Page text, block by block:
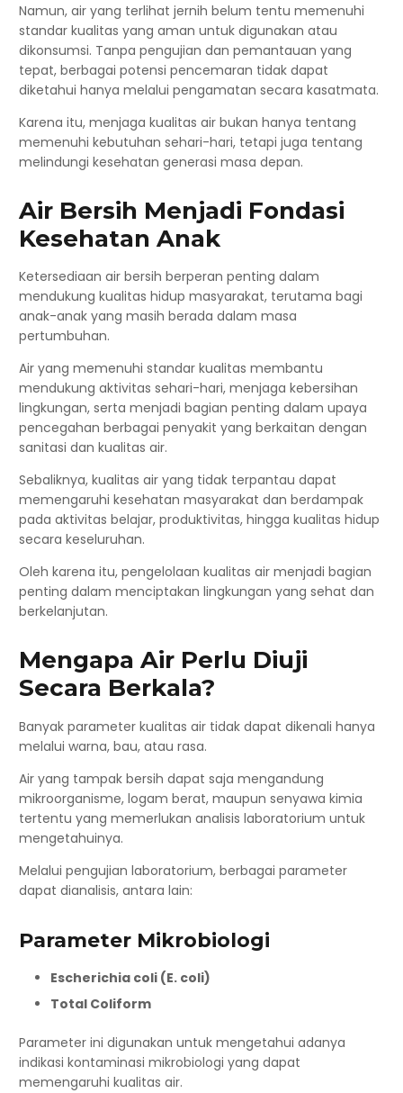
Namun, air yang terlihat jernih belum tentu memenuhi
standar kualitas yang aman untuk digunakan atau
dikonsumsi. Tanpa pengujian dan pemantauan yang
tepat, berbagai potensi pencemaran tidak dapat
diketahui hanya melalui pengamatan secara kasatmata.
Karena itu, menjaga kualitas air bukan hanya tentang
memenuhi kebutuhan sehari-hari, tetapi juga tentang
melindungi kesehatan generasi masa depan.
Air Bersih Menjadi Fondasi
Kesehatan Anak
Ketersediaan air bersih berperan penting dalam
mendukung kualitas hidup masyarakat, terutama bagi
anak-anak yang masih berada dalam masa
pertumbuhan.
Air yang memenuhi standar kualitas membantu
mendukung aktivitas sehari-hari, menjaga kebersihan
lingkungan, serta menjadi bagian penting dalam upaya
pencegahan berbagai penyakit yang berkaitan dengan
sanitasi dan kualitas air.
Sebaliknya, kualitas air yang tidak terpantau dapat
memengaruhi kesehatan masyarakat dan berdampak
pada aktivitas belajar, produktivitas, hingga kualitas hidup
secara keseluruhan.
Oleh karena itu, pengelolaan kualitas air menjadi bagian
penting dalam menciptakan lingkungan yang sehat dan
berkelanjutan.
Mengapa Air Perlu Diuji
Secara Berkala?
Banyak parameter kualitas air tidak dapat dikenali hanya
melalui warna, bau, atau rasa.
Air yang tampak bersih dapat saja mengandung
mikroorganisme, logam berat, maupun senyawa kimia
tertentu yang memerlukan analisis laboratorium untuk
mengetahuinya.
Melalui pengujian laboratorium, berbagai parameter
dapat dianalisis, antara lain:
Parameter Mikrobiologi
Escherichia coli (E. coli)
Total Coliform
Parameter ini digunakan untuk mengetahui adanya
indikasi kontaminasi mikrobiologi yang dapat
memengaruhi kualitas air.